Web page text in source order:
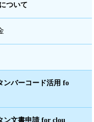
ついて
ンバーコード活用 fo
ン文書申請 for clou